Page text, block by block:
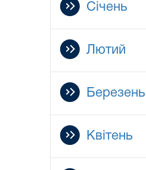
Січень
Лютий
Березень
Квітень